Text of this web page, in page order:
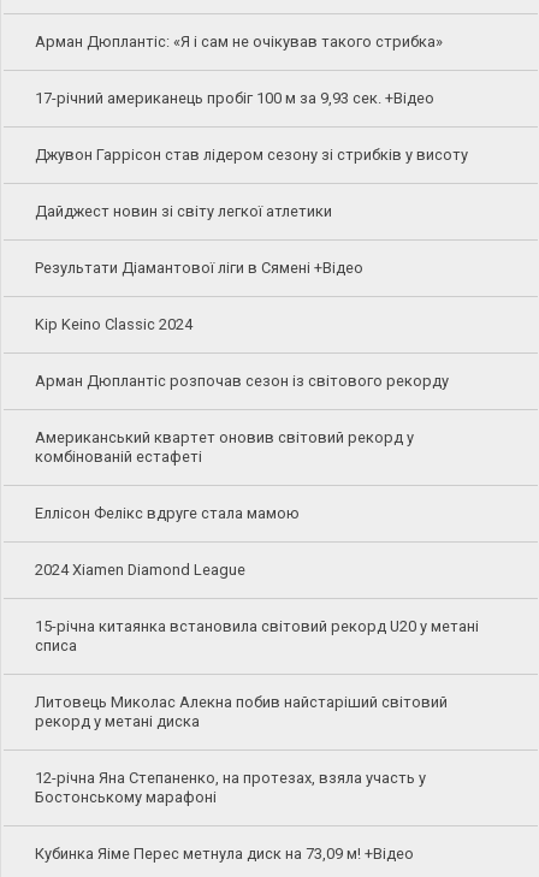
Арман Дюплантіс: «Я і сам не очікував такого стрибка»
17-річний американець пробіг 100 м за 9,93 сек. +Відео
Джувон Гаррісон став лідером сезону зі стрибків у висоту
Дайджест новин зі світу легкої атлетики
Результати Діамантової ліги в Сямені +Відео
Kip Keino Classic 2024
Арман Дюплантіс розпочав сезон із світового рекорду
Американський квартет оновив світовий рекорд у
комбінованій естафеті
Еллісон Фелікс вдруге стала мамою
2024 Xiamen Diamond League
15-річна китаянка встановила світовий рекорд U20 у метані
списа
Литовець Миколас Алекна побив найстаріший світовий
рекорд у метані диска
12-річна Яна Степаненко, на протезах, взяла участь у
Бостонському марафоні
Кубинка Яіме Перес метнула диск на 73,09 м! +Відео